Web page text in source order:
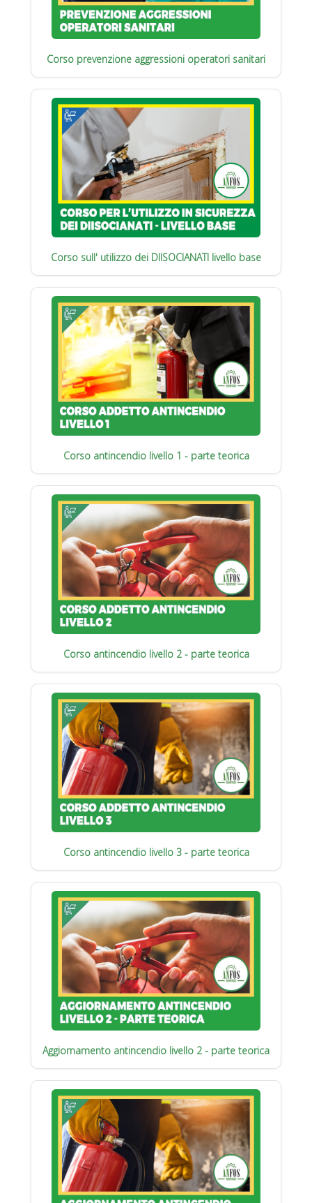
Corso prevenzione aggressioni operatori sanitari
Corso sull' utilizzo dei DIISOCIANATI livello base
Corso antincendio livello 1 - parte teorica
Corso antincendio livello 2 - parte teorica
Corso antincendio livello 3 - parte teorica
Aggiornamento antincendio livello 2 - parte teorica